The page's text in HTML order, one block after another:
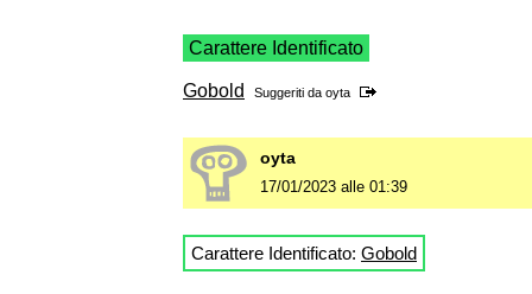
Carattere Identificato
Gobold Suggeriti da oyta
oyta
17/01/2023 alle 01:39
Carattere Identificato: Gobold